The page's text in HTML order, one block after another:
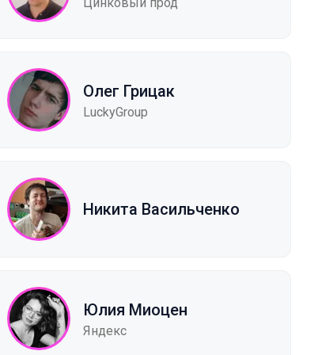
Олег Грицак
LuckyGroup
Никита Васильченко
Юлия Миоцен
Яндекс